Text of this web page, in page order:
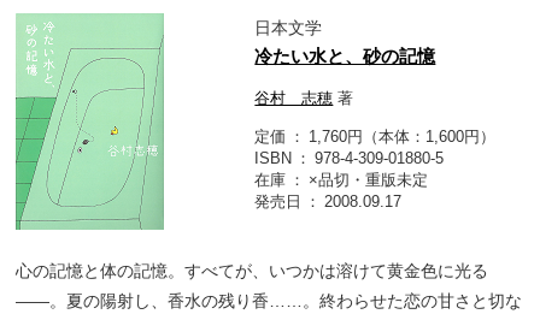
日本文学
冷たい水と、砂の記憶
谷村 志穂 著
定価
1,760円（本体：1,600円）
ISBN
978-4-309-01880-5
在庫
×品切・重版未定
発売日
2008.09.17
心の記憶と体の記憶。すべてが、いつかは溶けて黄金色に光る
――。夏の陽射し、香水の残り香……。終わらせた恋の甘さと切な